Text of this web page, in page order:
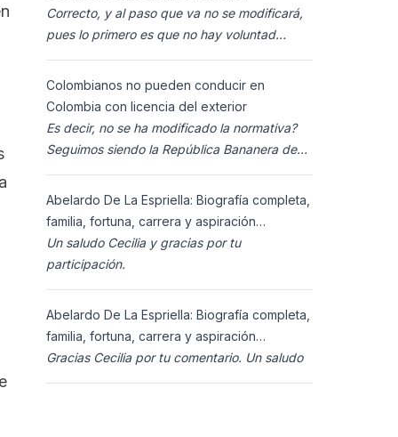
Correcto, y al paso que va no se modificará,
pues lo primero es que no hay voluntad
ciudadanos n
Colombianos no pueden conducir en
Colombia con licencia del exterior
Es decir, no se ha modificado la normativa?
Seguimos siendo la República Bananera de
Abelardo De La Espriella: Biografía completa,
familia, fortuna, carrera y aspiración
presidencial 2026.
Un saludo Cecilia y gracias por tu
participación.
Abelardo De La Espriella: Biografía completa,
familia, fortuna, carrera y aspiración
presidencial 2026.
Gracias Cecilia por tu comentario. Un saludo